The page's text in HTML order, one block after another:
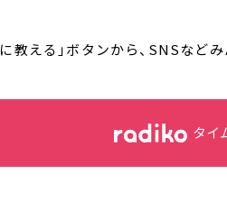
教える」ボタンから、SNSなど
タイ